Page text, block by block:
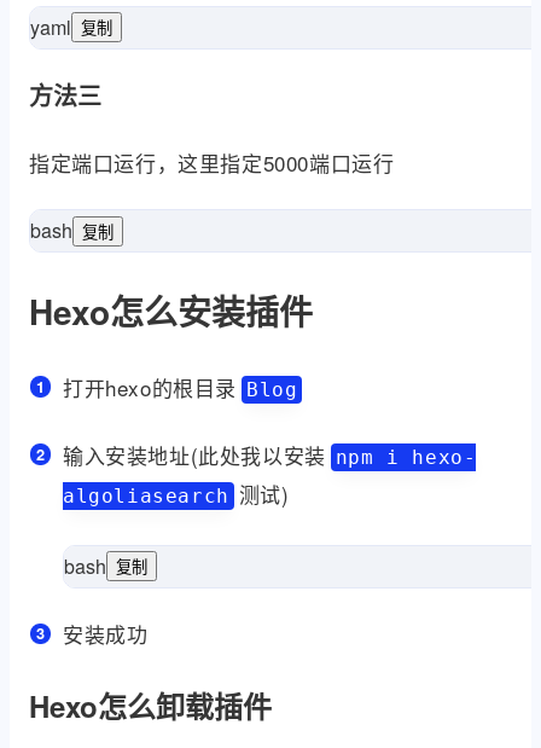
yaml 复制
方法三
指定端口运行，这里指定5000端口运行
bash 复制
Hexo怎么安装插件
打开hexo的根目录 Blog
输入安装地址(此处我以安装 npm i hexo-
algoliasearch 测试)
bash 复制
安装成功
Hexo怎么卸载插件